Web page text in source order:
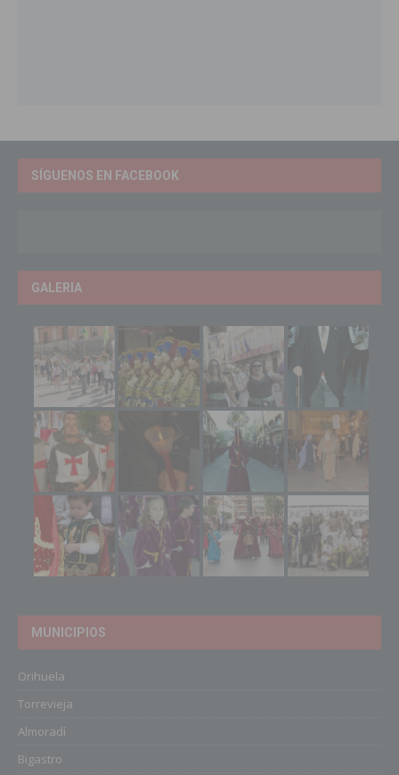
SÍGUENOS EN FACEBOOK
GALERIA
MUNICIPIOS
Orihuela
Torrevieja
Almoradí
Bigastro